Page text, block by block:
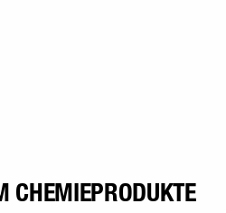
CHEMIEPRODUKTE